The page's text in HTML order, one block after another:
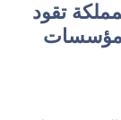
تقود
مؤسسات